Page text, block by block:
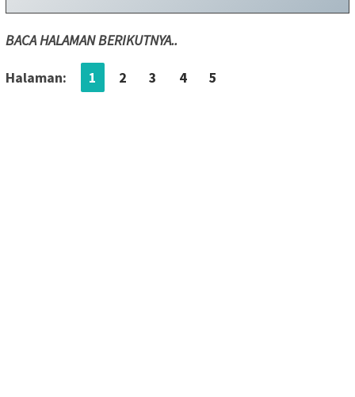
BACA HALAMAN BERIKUTNYA..
Halaman: 1 2 3 4 5